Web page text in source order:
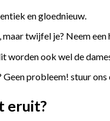
en gloednieuw.
maar twijfel je? Neem
worden ook wel de
probleem! stuur
eruit?